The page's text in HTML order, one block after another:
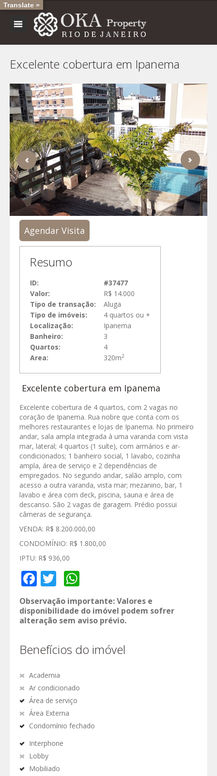
Excelente cobertura em Ipanema
Agendar Visita
Resumo
ID:
#37477
Valor:
R$ 14.000
Tipo de transação:
Aluga
Tipo de imóveis:
4 quartos ou +
Localização:
Ipanema
Banheiro:
3
Quartos:
4
Area:
320m2
Excelente cobertura em Ipanema
Excelente cobertura de 4 quartos, com 2 vagas no
coração de Ipanema. Rua nobre que conta com os
melhores restaurantes e lojas de Ipanema. No primeiro
andar, sala ampla integrada à uma varanda com vista
mar, lateral; 4 quartos (1 suíte), com armários e ar-
condicionados; 1 banheiro social, 1 lavabo, cozinha
ampla, área de serviço e 2 dependências de
empregados. No segundo andar, salão amplo, com
acesso a outra varanda, vista mar; mezanino, bar, 1
lavabo e área com deck, piscina, sauna e área de
descanso. São 2 vagas de garagem. Prédio possui
câmeras de segurança.
VENDA: R$ 8.200.000,00
CONDOMÍNIO: R$ 1.800,00
IPTU: R$ 936,00
Facebook
Twitter
Observação importante: Valores e
disponibilidade do imóvel podem sofrer
alteração sem aviso prévio.
Benefícios do imóvel
Academia
Ar condicionado
Área de serviço
Área Externa
Condomínio fechado
Interphone
Lobby
Mobiliado
Translate »